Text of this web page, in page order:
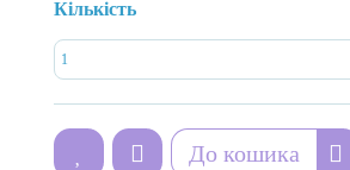
Кількість
До кошика